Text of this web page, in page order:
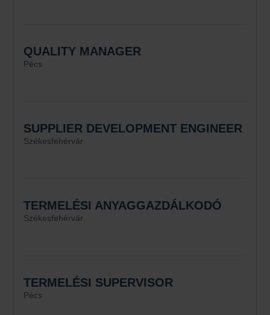
QUALITY MANAGER
Pécs
SUPPLIER DEVELOPMENT ENGINEER
Székesfehérvár
TERMELÉSI ANYAGGAZDÁLKODÓ
Székesfehérvár
TERMELÉSI SUPERVISOR
Pécs